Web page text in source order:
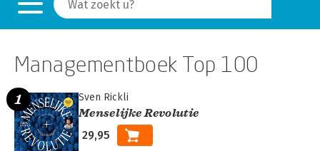
Managementboek Top 100
Sven Rickli
Menselijke Revolutie
29,95